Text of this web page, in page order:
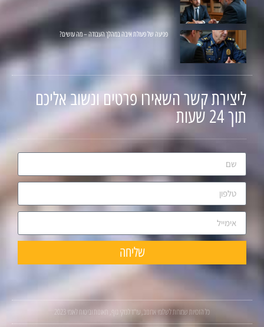
פגיעה של פעולת איבה במהלך העבודה – מה עושים?
ליצירת קשר השאירו פרטים ונשוב אליכם
תוך 24 שעות
שליחה
כל הזכויות שמורות לשלומי ארונוב, עו"ד לנזקי גוף, תאונות וביטוח לאומי 2023